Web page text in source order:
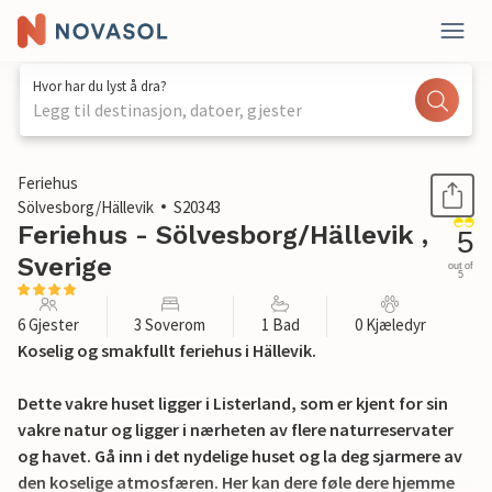
Hvor har du lyst å dra?
Legg til destinasjon, datoer, gjester
1 / 28
Feriehus
Sölvesborg/Hällevik
S20343
Feriehus - Sölvesborg/Hällevik ,
Sverige
5
out of
5
6 Gjester 3 Soverom 1 Bad 0 Kjæledyr
Koselig og smakfullt feriehus i Hällevik.
Dette vakre huset ligger i Listerland, som er kjent for sin
vakre natur og ligger i nærheten av flere naturreservater
og havet. Gå inn i det nydelige huset og la deg sjarmere av
den koselige atmosfæren. Her kan dere føle dere hjemme